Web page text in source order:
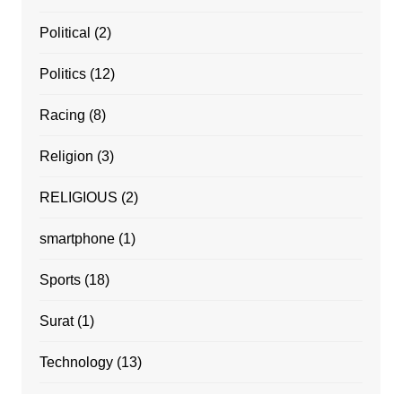
Political (2)
Politics(12)
Racing (8)
Religion (3)
RELIGIOUS (2)
smartphone(1)
Sports(18)
Surat(1)
Technology(13)